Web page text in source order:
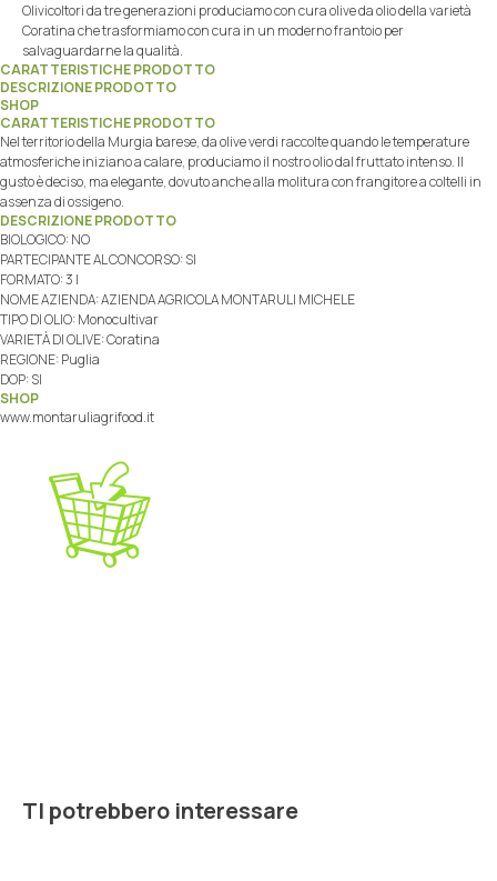
Olivicoltori da tre generazioni produciamo con cura olive da olio della varietà
Coratina che trasformiamo con cura in un moderno frantoio per
salvaguardarne la qualità.
CARATTERISTICHE PRODOTTO
DESCRIZIONE PRODOTTO
SHOP
CARATTERISTICHE PRODOTTO
Nel territorio della Murgia barese, da olive verdi raccolte quando le temperature
atmosferiche iniziano a calare, produciamo il nostro olio dal fruttato intenso. Il
gusto è deciso, ma elegante, dovuto anche alla molitura con frangitore a coltelli in
assenza di ossigeno.
DESCRIZIONE PRODOTTO
BIOLOGICO: NO
PARTECIPANTE AL CONCORSO: SI
FORMATO: 3 l
NOME AZIENDA: AZIENDA AGRICOLA MONTARULI MICHELE
TIPO DI OLIO: Monocultivar
VARIETÀ DI OLIVE: Coratina
REGIONE: Puglia
DOP: SI
SHOP
www.montaruliagrifood.it
TI potrebbero interessare